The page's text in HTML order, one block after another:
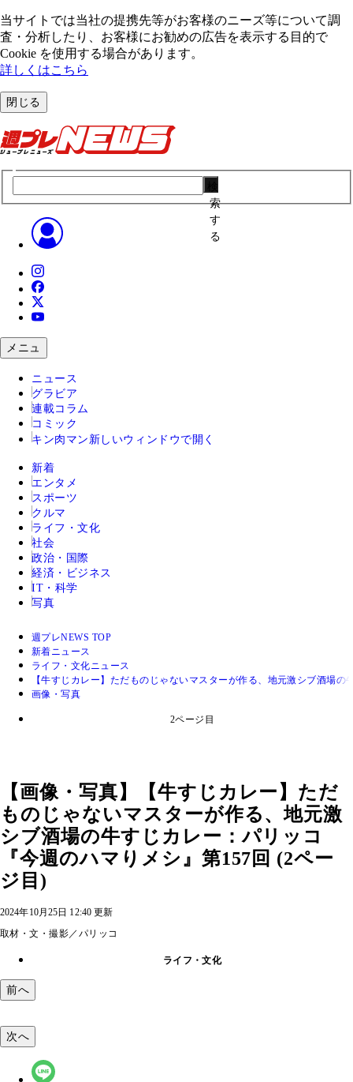
当サイトでは当社の提携先等がお客様のニーズ等について調
査・分析したり、お客様にお勧めの広告を表⽰する⽬的で
Cookie を使⽤する場合があります。
詳しくはこちら
閉じる
索
す
る
メニュ
ニュース
グラビア
連載コラム
コミック
キン肉マン 新しいウィンドウで開く
新着
エンタメ
スポーツ
クルマ
ライフ・文化
社会
政治・国際
経済・ビジネス
IT・科学
写真
週プレNEWS TOP
新着ニュース
ライフ・文化ニュース
【牛すじカレー】ただものじゃないマスターが作る、地元激シブ酒場
画像・写真
2ページ目
【画像・写真】【牛すじカレー】ただ
ものじゃないマスターが作る、地元激
シブ酒場の牛すじカレー：パリッコ
『今週のハマりメシ』第157回 (2ペー
ジ目)
2024年10月25日 12:40 更新
取材・文・撮影／パリッコ
ライフ・文化
前へ
次へ